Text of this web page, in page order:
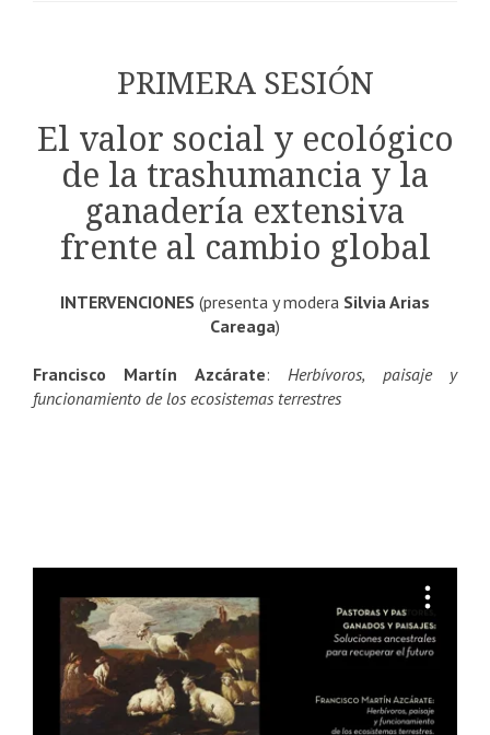
PRIMERA SESIÓN
El valor social y ecológico
de la trashumancia y la
ganadería extensiva
frente al cambio global
INTERVENCIONES (presenta y modera Silvia Arias
Careaga)
Francisco Martín Azcárate:Herbívoros, paisaje y
funcionamiento de los ecosistemas terrestres